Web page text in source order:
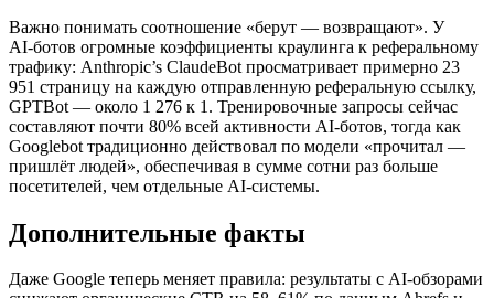
Важно понимать соотношение «берут — возвращают». У
AI‑ботов огромные коэффициенты краулинга к реферальному
трафику: Anthropic’s ClaudeBot просматривает примерно 23
951 страницу на каждую отправленную реферальную ссылку,
GPTBot — около 1 276 к 1. Тренировочные запросы сейчас
составляют почти 80% всей активности AI‑ботов, тогда как
Googlebot традиционно действовал по модели «прочитал —
пришлёт людей», обеспечивая в сумме сотни раз больше
посетителей, чем отдельные AI‑системы.
Дополнительные факты
Даже Google теперь меняет правила: результаты с AI‑обзорами